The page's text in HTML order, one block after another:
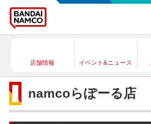
店舗情報 イベント&ニュース
namcoらぽーる店